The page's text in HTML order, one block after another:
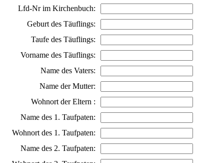
Lfd-Nr im Kirchenbuch:
Geburt des Täuflings:
Taufe des Täuflings:
Vorname des Täuflings:
Name des Vaters:
Name der Mutter:
Wohnort der Eltern :
Name des 1. Taufpaten:
Wohnort des 1. Taufpaten:
Name des 2. Taufpaten: